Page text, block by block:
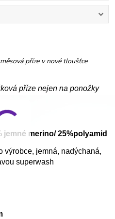
příze v nové tloušťce
příze nejen na ponožky
jemné merino/ 25%polyamid
výrobce, jemná, nadýchaná,
superwash